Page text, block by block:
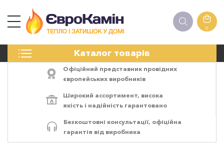
0
Каталог товарів
ПЕЧІ
ЕЛЕКТРОКАМІНИ
АКСЕСУАРИ
Офіційний представник провідних
європейських виробників
Широкий ассортимент, висока
якість і надійність гарантовано
Безкоштовні консультації, офіційна
гарантія від виробника